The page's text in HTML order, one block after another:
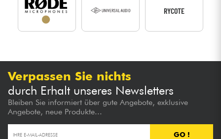
RYCOTE
Verpassen Sie nichts
durch Erhalt unseres Newsletters
Bleiben Sie informiert über gute Angebote, exklusive
Angebote, neue Produkte...
GO !